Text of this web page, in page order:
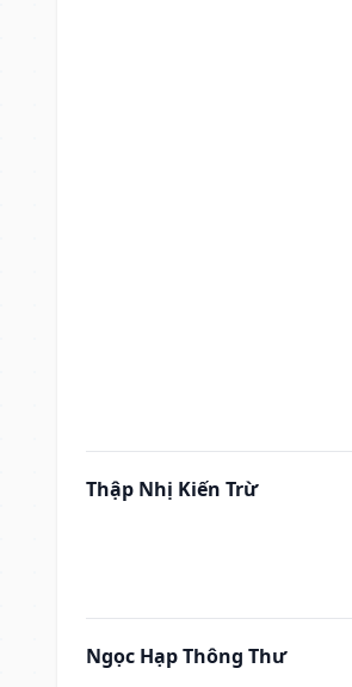
Thập Nhị Kiến Trừ
Ngọc Hạp Thông Thư